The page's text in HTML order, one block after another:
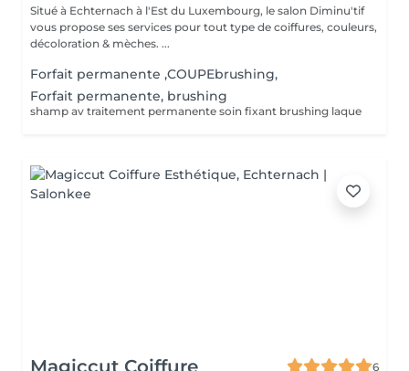
Situé à Echternach à l'Est du Luxembourg, le salon Diminu'tif
vous propose ses services pour tout type de coiffures, couleurs,
décoloration & mèches. ...
Forfait permanente ,COUPEbrushing,
Forfait permanente, brushing
shamp av traitement permanente soin fixant brushing laque
Magiccut Coiffure
6